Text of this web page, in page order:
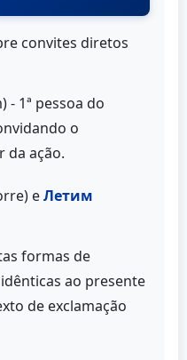
convites diretos
- 1ª pessoa do
o
da ação.
eЛетим
formas de
ao presente
de exclamação